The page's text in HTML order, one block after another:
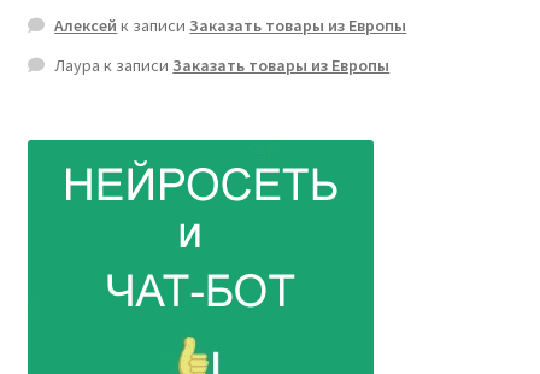
Алексей к записиЗаказать товары из Европы
Лаура к записиЗаказать товары из Европы